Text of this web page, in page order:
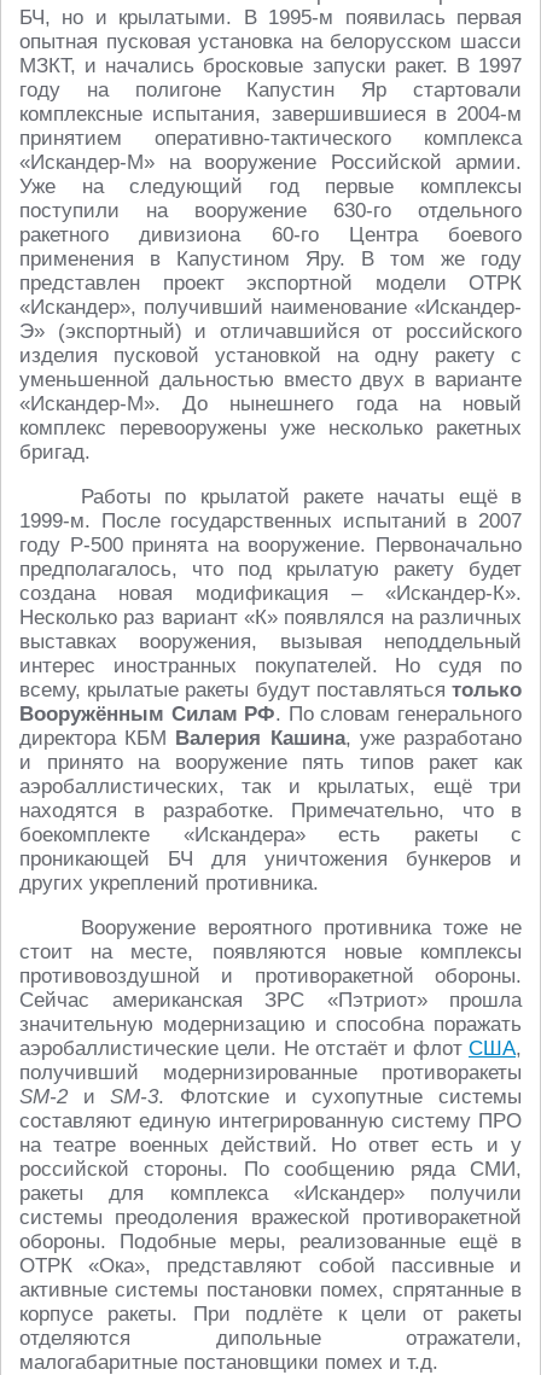
БЧ, но и крылатыми. В 1995-м появилась первая
опытная пусковая установка на белорусском шасси
МЗКТ, и начались бросковые запуски ракет. В 1997
году на полигоне Капустин Яр стартовали
комплексные испытания, завершившиеся в 2004-м
принятием оперативно-тактического комплекса
«Искандер-М» на вооружение Российской армии.
Уже на следующий год первые комплексы
поступили на вооружение 630-го отдельного
ракетного дивизиона 60-го Центра боевого
применения в Капустином Яру. В том же году
представлен проект экспортной модели ОТРК
«Искандер», получивший наименование «Искандер-
Э» (экспортный) и отличавшийся от российского
изделия пусковой установкой на одну ракету с
уменьшенной дальностью вместо двух в варианте
«Искандер-М». До нынешнего года на новый
комплекс перевооружены уже несколько ракетных
бригад.
Работы по крылатой ракете начаты ещё в
1999-м. После государственных испытаний в 2007
году Р-500 принята на вооружение. Первоначально
предполагалось, что под крылатую ракету будет
создана новая модификация – «Искандер-К».
Несколько раз вариант «К» появлялся на различных
выставках вооружения, вызывая неподдельный
интерес иностранных покупателей. Но судя по
всему, крылатые ракеты будут поставляться только
Вооружённым Силам РФ. По словам генерального
директора КБМ Валерия Кашина, уже разработано
и принято на вооружение пять типов ракет как
аэробаллистических, так и крылатых, ещё три
находятся в разработке. Примечательно, что в
боекомплекте «Искандера» есть ракеты с
проникающей БЧ для уничтожения бункеров и
других укреплений противника.
Вооружение вероятного противника тоже не
стоит на месте, появляются новые комплексы
противовоздушной и противоракетной обороны.
Сейчас американская ЗРС «Пэтриот» прошла
значительную модернизацию и способна поражать
аэробаллистические цели. Не отстаёт и флот США,
получивший модернизированные противоракеты
SM-2 иSM-3. Флотские и сухопутные системы
составляют единую интегрированную систему ПРО
на театре военных действий. Но ответ есть и у
российской стороны. По сообщению ряда СМИ,
ракеты для комплекса «Искандер» получили
системы преодоления вражеской противоракетной
обороны. Подобные меры, реализованные ещё в
ОТРК «Ока», представляют собой пассивные и
активные системы постановки помех, спрятанные в
корпусе ракеты. При подлёте к цели от ракеты
отделяются дипольные отражатели,
малогабаритные постановщики помех и т.д.